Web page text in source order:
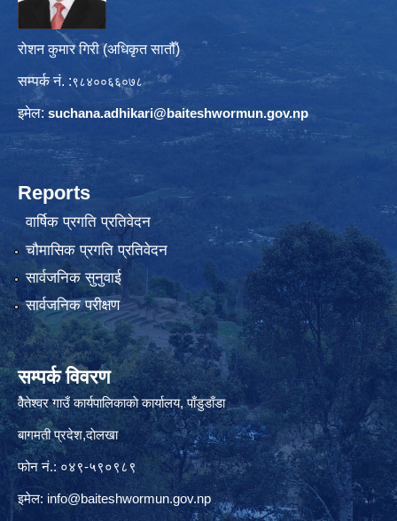
रोशन कुमार गिरी (अधिकृत सातौँ)
सम्पर्क नं. :९८४००६६०७८
इमेल: suchana.adhikari@baiteshwormun.gov.np
Reports
वार्षिक प्रगति प्रतिवेदन
चौमासिक प्रगति प्रतिवेदन
सार्वजनिक सुनुवाई
सार्वजनिक परीक्षण
सम्पर्क विवरण
वैेतेश्वर गाउँ कार्यपालिकाकाे कार्यालय, पाँडुडाँडा
बागमती‌ प्रदेश,दाेलखा
फोन नं.: ०४९-५९०९८९
इमेल: info@baiteshwormun.gov.np